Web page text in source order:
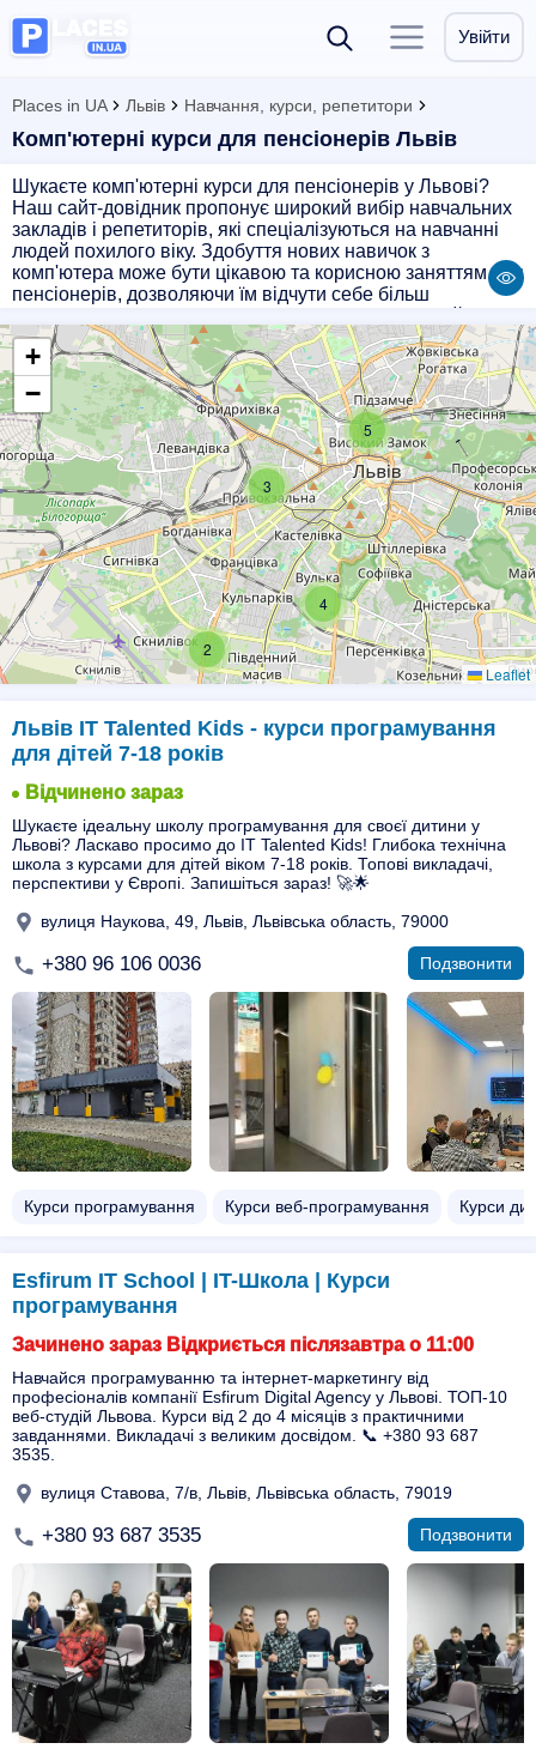
Увійти
Places in UA Львів Навчання, курси, репетитори
Комп'ютерні курси для пенсіонерів Львів
Шукаєте комп'ютерні курси для пенсіонерів у Львові?
Наш сайт-довідник пропонує широкий вибір навчальних
закладів і репетиторів, які спеціалізуються на навчанні
людей похилого віку. Здобуття нових навичок з
комп'ютера може бути цікавою та корисною заняттям для
пенсіонерів, дозволяючи їм відчути себе більш
курси, які відповідають вашим потребам і можливостям, і
починайте свою навчальну подорож в інтернеті разом з
нами!
2
5
3
4
+
−
Leaflet
Львів IT Talented Kids - курси програмування
для дітей 7-18 років
Відчинено зараз
Шукаєте ідеальну школу програмування для своєї дитини у
Львові? Ласкаво просимо до IТ Talented Kids! Глибока технічна
школа з курсами для дітей віком 7-18 років. Топові викладачі,
перспективи у Європі. Запишіться зараз! 🚀🌟
вулиця Наукова, 49, Львів, Львівська область, 79000
+380 96 106 0036 Подзвонити
Курси програмування Курси веб-програмування Курси
Esfirum IT School | IT-Школа | Курси
програмування
Зачинено зараз Відкриється післязавтра о 11:00
Навчайся програмуванню та інтернет-маркетингу від
професіоналів компанії Esfirum Digital Agency у Львові. ТОП-10
веб-студій Львова. Курси від 2 до 4 місяців з практичними
завданнями. Викладачі з великим досвідом. 📞 +380 93 687
3535.
вулиця Ставова, 7/в, Львів, Львівська область, 79019
+380 93 687 3535 Подзвонити